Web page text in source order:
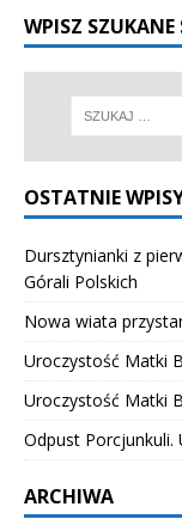
WPISZ SZUKANE
OSTATNIE
Dursztynianki z
Górali Polskich
Nowa wiata
Uroczystość Matki
Uroczystość Matki
Odpust Porcjunkuli.
ARCHIWA